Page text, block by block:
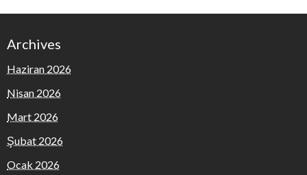
Archives
Haziran 2026
Nisan 2026
Mart 2026
Şubat 2026
Ocak 2026